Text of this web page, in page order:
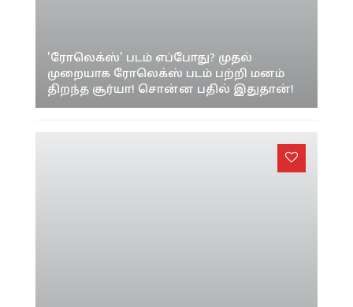
'ரோலெக்ஸ்' படம் எப்போது? முதல்
முறையாக ரோலெக்ஸ் படம் பற்றி மனம்